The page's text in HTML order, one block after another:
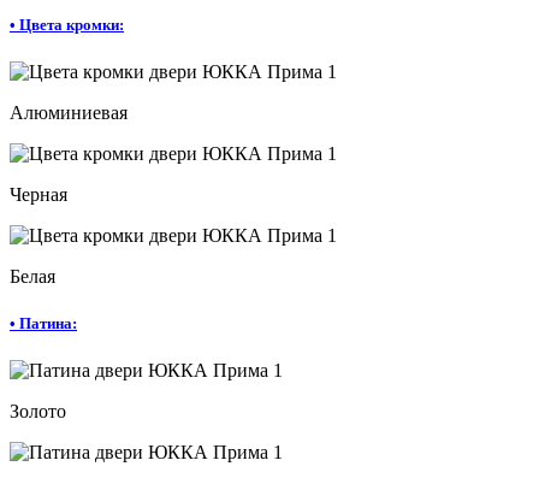
• Цвета кромки:
Алюминиевая
Черная
Белая
• Патина:
Золото